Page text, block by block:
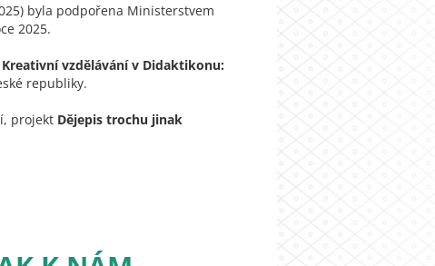
byla podpořena Ministerstvem
2025.
Kreativní vzdělávání v Didaktikonu:
republiky.
projekt Dějepis trochu jinak